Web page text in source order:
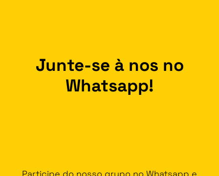
Junte-se à nos no
Whatsapp!